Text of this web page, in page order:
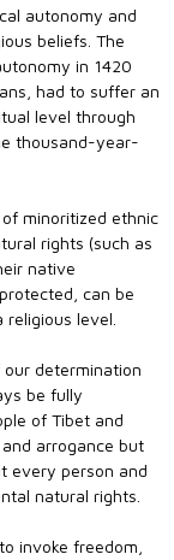
autonomy and
beliefs. The
in 1420
had to suffer an
level through
thousand-year-
minoritized ethnic
rights (such as
native
can be
level.
determination
be fully
of Tibet and
arrogance but
every person and
natural rights.
invoke freedom,